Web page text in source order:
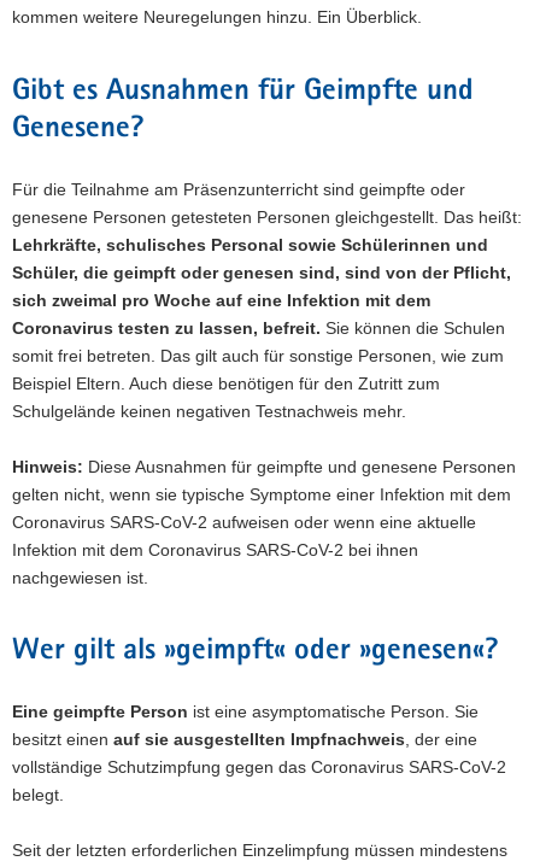
kommen weitere Neuregelungen hinzu. Ein Überblick.
Gibt es Ausnahmen für Geimpfte und
Genesene?
Für die Teilnahme am Präsenzunterricht sind geimpfte oder
genesene Personen getesteten Personen gleichgestellt. Das heißt:
Lehrkräfte, schulisches Personal sowie Schülerinnen und
Schüler, die geimpft oder genesen sind, sind von der Pflicht,
sich zweimal pro Woche auf eine Infektion mit dem
Coronavirus testen zu lassen, befreit. Sie können die Schulen
somit frei betreten. Das gilt auch für sonstige Personen, wie zum
Beispiel Eltern. Auch diese benötigen für den Zutritt zum
Schulgelände keinen negativen Testnachweis mehr.
Hinweis: Diese Ausnahmen für geimpfte und genesene Personen
gelten nicht, wenn sie typische Symptome einer Infektion mit dem
Coronavirus SARS-CoV-2 aufweisen oder wenn eine aktuelle
Infektion mit dem Coronavirus SARS-CoV-2 bei ihnen
nachgewiesen ist.
Wer gilt als »geimpft« oder »genesen«?
Eine geimpfte Person ist eine asymptomatische Person. Sie
besitzt einen auf sie ausgestellten Impfnachweis , der eine
vollständige Schutzimpfung gegen das Coronavirus SARS-CoV-2
belegt.
Seit der letzten erforderlichen Einzelimpfung müssen mindestens